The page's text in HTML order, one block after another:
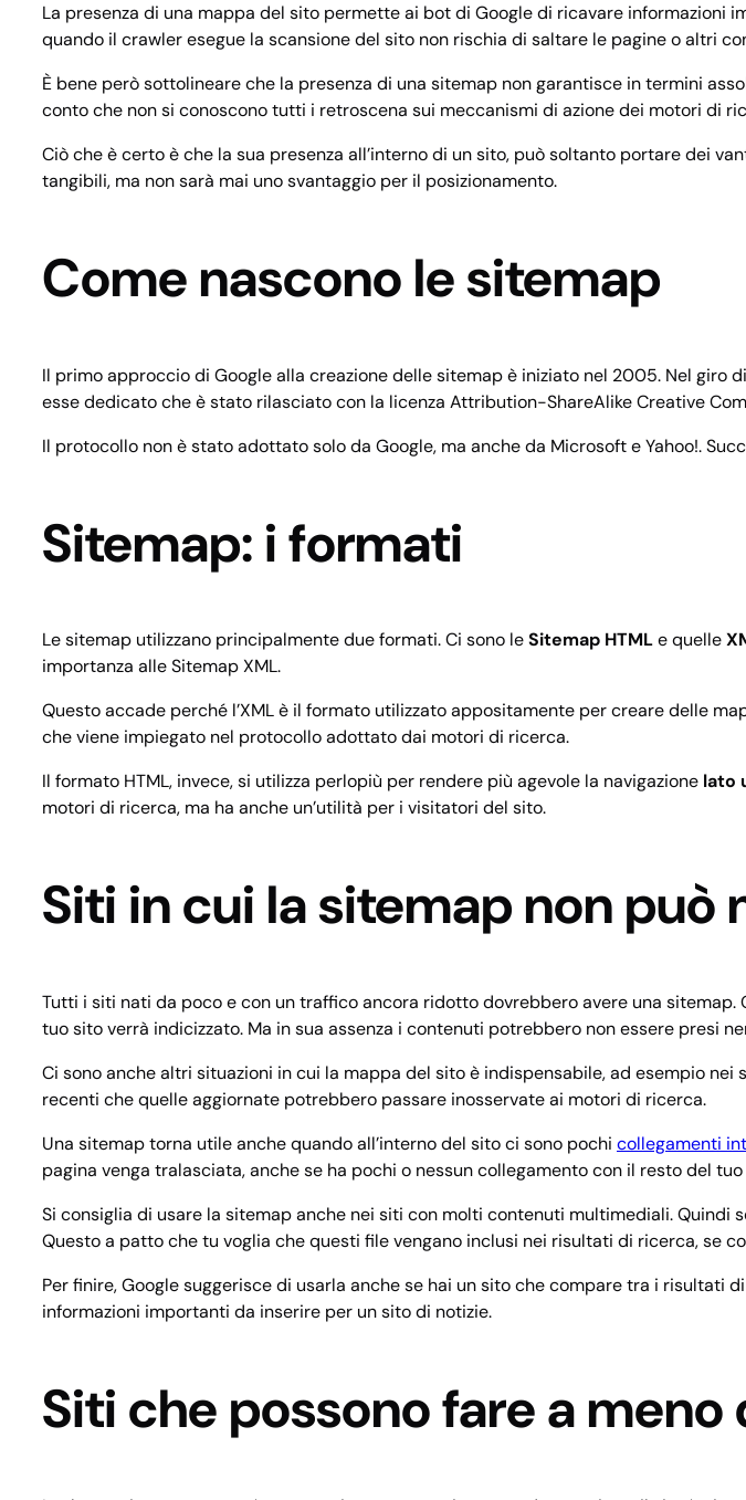
La presenza di una mappa del sito permette ai bot di Google di ricavare informazioni
quando il crawler esegue la scansione del sito non rischia di saltare le pagine o altri
È bene però sottolineare che la presenza di una sitemap non garantisce in termini
conto che non si conoscono tutti i retroscena sui meccanismi di azione dei motori di
Ciò che è certo è che la sua presenza all’interno di un sito, può soltanto portare dei
tangibili, ma non sarà mai uno svantaggio per il posizionamento.
Come nascono le sitemap
Il primo approccio di Google alla creazione delle sitemap è iniziato nel 2005. Nel giro
esse dedicato che è stato rilasciato con la licenza Attribution-ShareAlike Creative
Il protocollo non è stato adottato solo da Google, ma anche da Microsoft e Yahoo!.
Sitemap: i formati
Le sitemap utilizzano principalmente due formati. Ci sono leSitemap HTMLe quelle
importanza alle Sitemap XML.
Questo accade perché l’XML è il formato utilizzato appositamente per creare delle
che viene impiegato nel protocollo adottato dai motori di ricerca.
Il formato HTML, invece, si utilizza perlopiù per rendere più agevole la navigazione lato
motori di ricerca, ma ha anche un’utilità per i visitatori del sito.
Siti in cui la sitemap non può
Tutti i siti nati da poco e con un traffico ancora ridotto dovrebbero avere una sitemap.
tuo sito verrà indicizzato. Ma in sua assenza i contenuti potrebbero non essere presi
Ci sono anche altri situazioni in cui la mappa del sito è indispensabile, ad esempio
recenti che quelle aggiornate potrebbero passare inosservate ai motori di ricerca.
Una sitemap torna utile anche quando all’interno del sito ci sono pochi collegamenti
pagina venga tralasciata, anche se ha pochi o nessun collegamento con il resto del
Si consiglia di usare la sitemap anche nei siti con molti contenuti multimediali. Quindi
Questo a patto che tu voglia che questi file vengano inclusi nei risultati di ricerca, se
Per finire, Google suggerisce di usarla anche se hai un sito che compare tra i risultati
informazioni importanti da inserire per un sito di notizie.
Siti che possono fare a